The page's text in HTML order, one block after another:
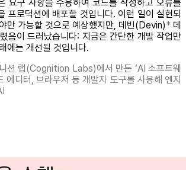
요구 사항을 수용하여 코드를 작성하고 오류를
프로덕션에 배포할 것입니다. 이런 일이 실현되
만 가능할 것으로 예상했지만, 데빈(Devin)* 데
음이 드러났습니다: 지금은 간단한 개발 작업만
에는 개선될 것입니다.
션 랩(Cognition Labs)에서 만든 ‘AI 소프트웨
에디터, 브라우저 등 개발자 도구를 사용해 엔지